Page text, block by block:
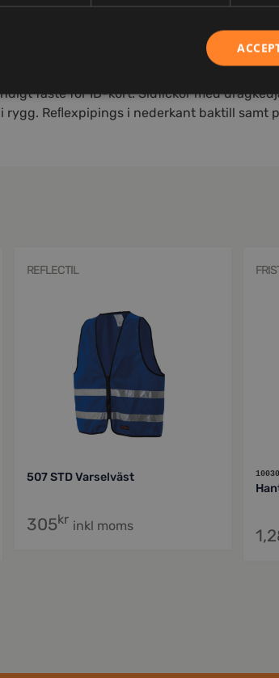
för att förhindra vinddrag samt hakskydd
fäste för ID-kort. Sidfickor med
Reﬂexpipings i nederkant baktill samt
REFLECTIL
507 STD Varselväst
305kr inkl moms